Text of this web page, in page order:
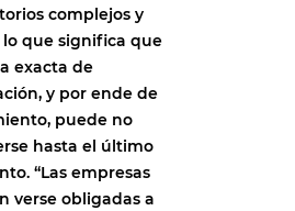
complejos y
lo que significa que
exacta de
y por ende de
puede no
hasta el último
“Las empresas
verse obligadas a